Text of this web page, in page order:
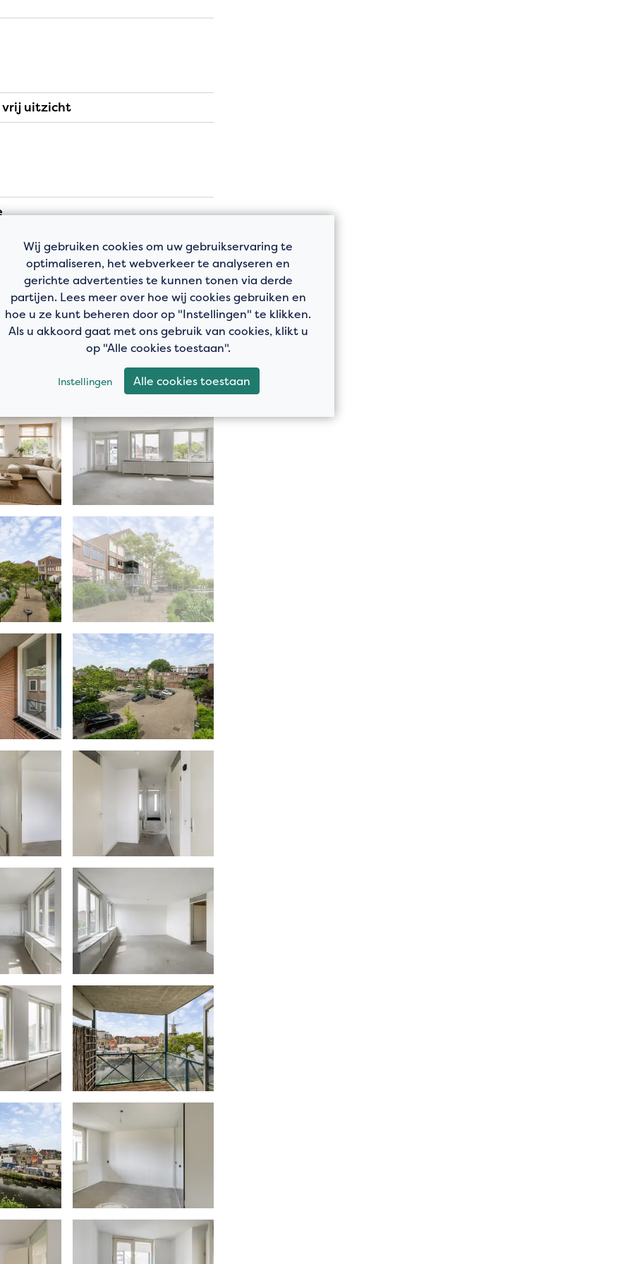
De balustrade is voorzien
bedekt met houten vlonder
kast.
met een douchecabine, een
dubbel glas
tot 2044
zaken en vragenlijst B
De Meetinstructie is
van meten toe te passen voor
De
niet volledig uit, door
of beperkingen bij het
maten voor een koper van
zelf na te meten. De
daartoe in de gelegenheid
teneinde teleurstellingen en
in de koopakte een
moet door de verkoper betaald
hoger dan € 400,- inclusief
in rekening gebracht. Indien de
van 20 kilometer van de
kosten die de notaris
en legalisatie hiervan ten
van de koper.
welke vanaf 01-01-2023
is. De verkopend makelaar
Schiedam omtrent de
verkopend makelaar
voor geleden schade wegens
recht voor het object te gunnen
in deze brochure moet
het doen van een bod of om in
rechten worden ontleend aan
de informatie op haar website /
en nauwkeurig mogelijk weer te
mogelijke zorgvuldigheid is
aansprakelijkheid ten aanzien
vrij uitzicht
Wij gebruiken cookies om uw gebruikservaring te
optimaliseren, het webverkeer te analyseren en
gerichte advertenties te kunnen tonen via derde
partijen. Lees meer over hoe wij cookies gebruiken en
hoe u ze kunt beheren door op "Instellingen" te klikken.
Als u akkoord gaat met ons gebruik van cookies, klikt u
op "Alle cookies toestaan".
Instellingen Alle cookies toestaan